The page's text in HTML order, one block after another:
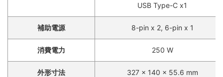
USB Type-C x1
補助電源 8-pin x 2, 6-pin x 1
消費電力 250 W
外形寸法 327 x 140 x 55.6 mm